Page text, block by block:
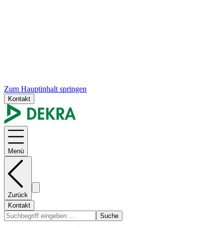
Zum Hauptinhalt springen
Kontakt
Menü
Zurück
Kontakt
Suche